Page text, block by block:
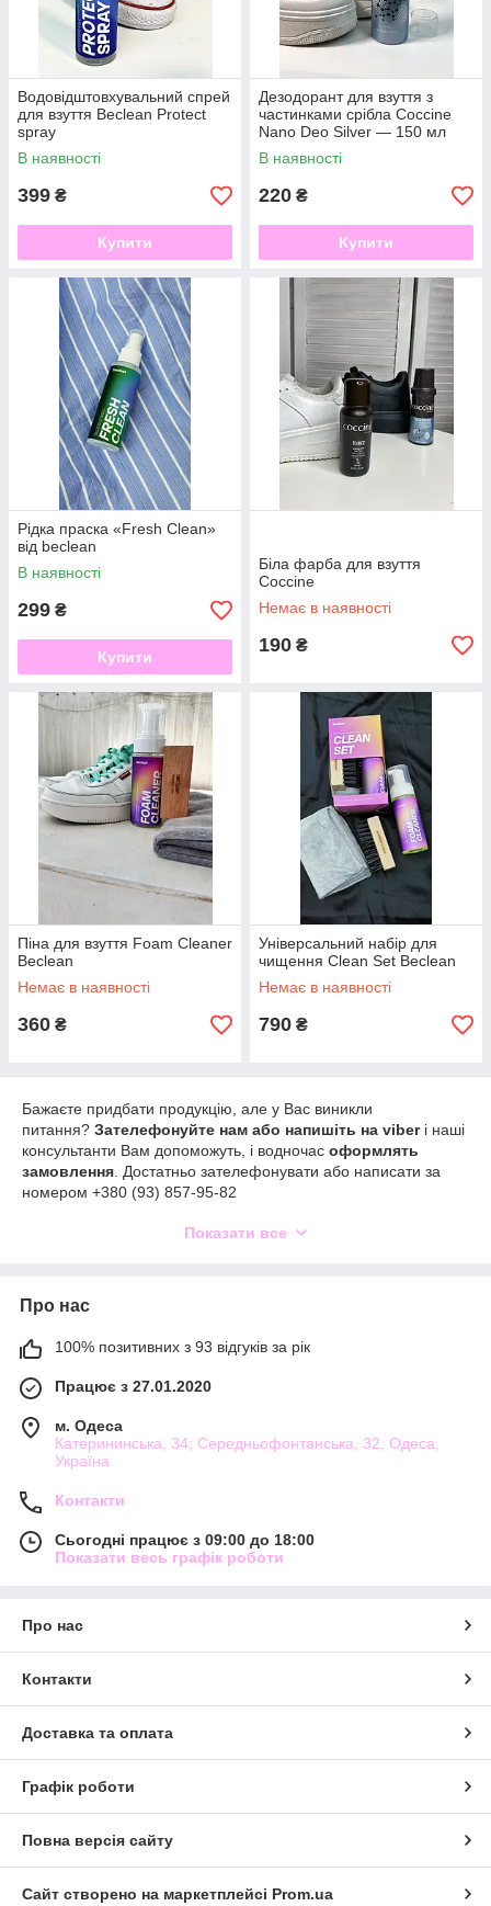
Водовідштовхувальний спрей
для взуття Beclean Protect
spray
В наявності
399 ₴
Купити
Дезодорант для взуття з
частинками срібла Coccine
Nano Deo Silver — 150 мл
В наявності
220 ₴
Купити
Рідка праска «Fresh Clean»
від beclean
В наявності
299 ₴
Купити
Біла фарба для взуття
Coccine
Немає в наявності
190 ₴
Піна для взуття Foam Cleaner
Beclean
Немає в наявності
360 ₴
Універсальний набір для
чищення Clean Set Beclean
Немає в наявності
790 ₴
Бажаєте придбати продукцію, але у Вас виникли
питання? Зателефонуйте нам або напишіть на viberі наші
консультанти Вам допоможуть, і водночас оформлять
замовлення . Достатньо зателефонувати або написати за
номером +380 (93) 857-95-82
, або забравши у нашому фізичному магазині
Функція самовивозу дозволяє нам гарантувати наявність
разу, ми відкладаємо весь потрібний товар для Вас.
Показати все
Про нас
100% позитивних з 93 відгуків за рік
Працює з 27.01.2020
м. Одеса
Катерининська, 34; Середньофонтанська, 32, Одеса,
Україна
Контакти
Сьогодні працює з 09:00 до 18:00
Показати весь графік роботи
Про нас
Контакти
Доставка та оплата
Графік роботи
Повна версія сайту
Сайт створено на маркетплейсі Prom.ua